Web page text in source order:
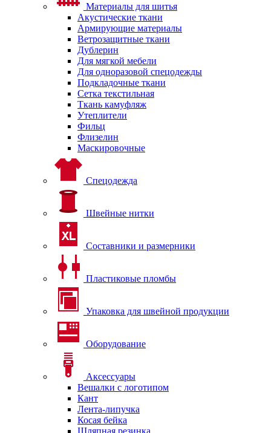
Материалы для шитья
Акустические ткани
Армирующие материалы
Ветрозащитные ткани
Дублерин
Для мягкой мебели
Для одноразовой спецодежды
Подкладочные ткани
Сетка текстильная
Ткань камуфляж
Утеплители
Фильц
Флизелин
Маскировочные
Спецодежда
Швейные нитки
Составники и размерники
Пластиковые пломбы
Упаковка для швейной продукции
Оборудование
Аксессуары
Вешалки с логотипом
Кант
Лента-липучка
Косая бейка
Шляпная резинка